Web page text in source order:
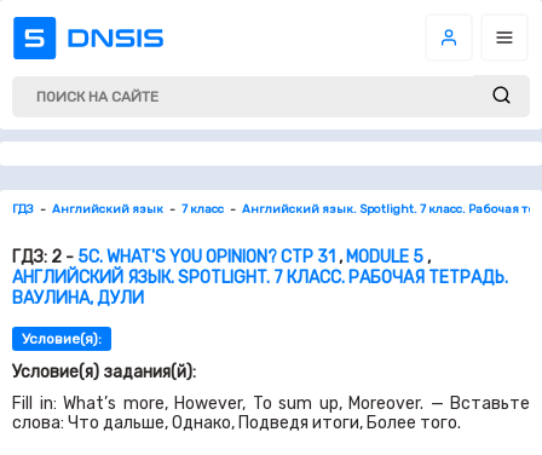
ГДЗ Английский язык 7 класс Английский язык. Spotlight. 7 класс. Рабочая
ГДЗ: 2 - 5С. WHAT'S YOU OPINION? СТР 31, MODULE 5,
АНГЛИЙСКИЙ ЯЗЫК. SPOTLIGHT. 7 КЛАСС. РАБОЧАЯ ТЕТРАДЬ.
ВАУЛИНА, ДУЛИ
Условие(я):
Условие(я) задания(й):
Fill in: What’s more, However, To sum up, Moreover. — Вставьте
слова: Что дальше, Однако, Подведя итоги, Более того.